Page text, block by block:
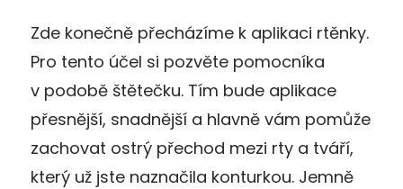
Zde konečně přecházíme k aplikaci rtěnky.
Pro tento účel si pozvěte pomocníka
v podobě štětečku. Tím bude aplikace
přesnější, snadnější a hlavně vám pomůže
zachovat ostrý přechod mezi rty a tváří,
který už jste naznačila konturkou. Jemně